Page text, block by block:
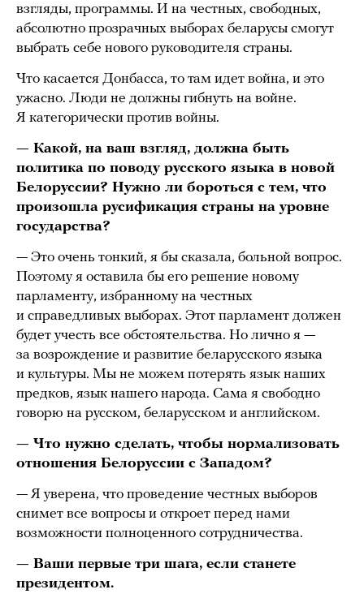
взгляды, программы. И на честных, свободных,
абсолютно прозрачных выборах беларусы смогут
выбрать себе нового руководителя страны.
Что касается Донбасса, то там идет война, и это
ужасно. Люди не должны гибнуть на войне.
Я категорически против войны.
— Какой, на ваш взгляд, должна быть
политика по поводу русского языка в новой
Белоруссии? Нужно ли бороться с тем, что
произошла русификация страны на уровне
государства?
— Это очень тонкий, я бы сказала, больной вопрос.
Поэтому я оставила бы его решение новому
парламенту, избранному на честных
и справедливых выборах. Этот парламент должен
будет учесть все обстоятельства. Но лично я —
за возрождение и развитие беларусского языка
и культуры. Мы не можем потерять язык наших
предков, язык нашего народа. Сама я свободно
говорю на русском, беларусском и английском.
— Что нужно сделать, чтобы нормализовать
отношения Белоруссии с Западом?
— Я уверена, что проведение честных выборов
снимет все вопросы и откроет перед нами
возможности полноценного сотрудничества.
— Ваши первые три шага, если станете
президентом.